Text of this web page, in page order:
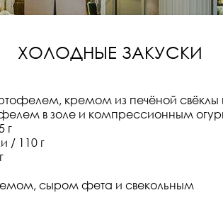
ХОЛОДНЫЕ ЗАКУСКИ
кремом из печёной
в золе и компрессионным
г
/ 110 г
сыром фета и свекольным